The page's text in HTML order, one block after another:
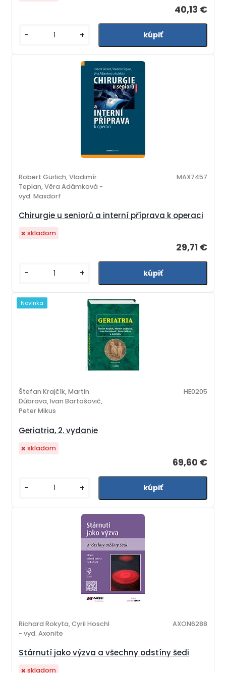
40,13 €
- +
Chirurgie u seniorů a interní příprava k operaci
Robert Gürlich, Vladimír
Teplan, Věra Adámková -
vyd. Maxdorf
MAX7457
29,71 €
skladom
- +
Geriatria, 2. vydanie
Štefan Krajčík, Martin
Dúbrava, Ivan Bartošovič,
Peter Mikus
HE0205
69,60 €
skladom
- +
Novinka
Stárnutí jako výzva a všechny odstíny šedi
Richard Rokyta, Cyril Hoschl
- vyd. Axonite
AXON6288
skladom